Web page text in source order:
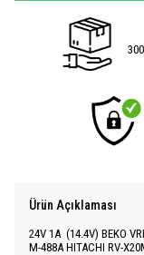
Ürün Açıklaması
24V 1A (14.4V) BEKO
M-488A HITACHI RV-